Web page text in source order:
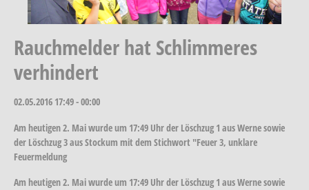
Rauchmelder hat Schlimmeres
verhindert
02.05.2016 17:49 - 00:00
Am heutigen 2. Mai wurde um 17:49 Uhr der Löschzug 1 aus Werne sowie
der Löschzug 3 aus Stockum mit dem Stichwort "Feuer 3, unklare
Feuermeldung
Am heutigen 2. Mai wurde um 17:49 Uhr der Löschzug 1 aus Werne sowie